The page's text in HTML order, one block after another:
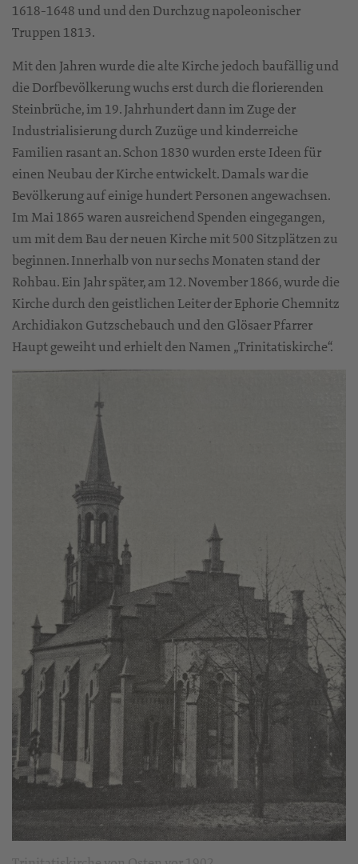
1618-1648 und und den Durchzug napoleonischer
Truppen 1813.
Mit den Jahren wurde die alte Kirche jedoch baufällig und
die Dorfbevölkerung wuchs erst durch die florierenden
Steinbrüche, im 19. Jahrhundert dann im Zuge der
Industrialisierung durch Zuzüge und kinderreiche
Familien rasant an. Schon 1830 wurden erste Ideen für
einen Neubau der Kirche entwickelt. Damals war die
Bevölkerung auf einige hundert Personen angewachsen.
Im Mai 1865 waren ausreichend Spenden eingegangen,
um mit dem Bau der neuen Kirche mit 500 Sitzplätzen zu
beginnen. Innerhalb von nur sechs Monaten stand der
Rohbau. Ein Jahr später, am 12. November 1866, wurde die
Kirche durch den geistlichen Leiter der Ephorie Chemnitz
Archidiakon Gutzschebauch und den Glösaer Pfarrer
Haupt geweiht und erhielt den Namen „Trinitatiskirche“.